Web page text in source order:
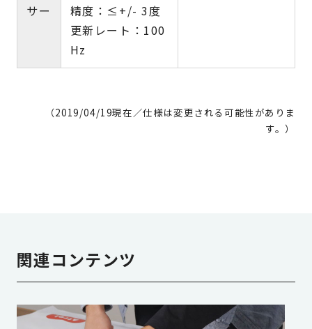
サー
精度：≤+/- 3度
更新レート：100
Hz
（2019/04/19現在／仕様は変更される可能性がありま
す。）
関連コンテンツ